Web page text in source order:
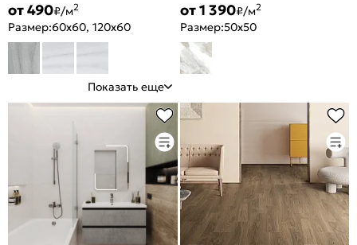
от 490₽/м2
Размер:60x60, 120x60
Показать еще
от 1 390₽/м2
Размер:50x50